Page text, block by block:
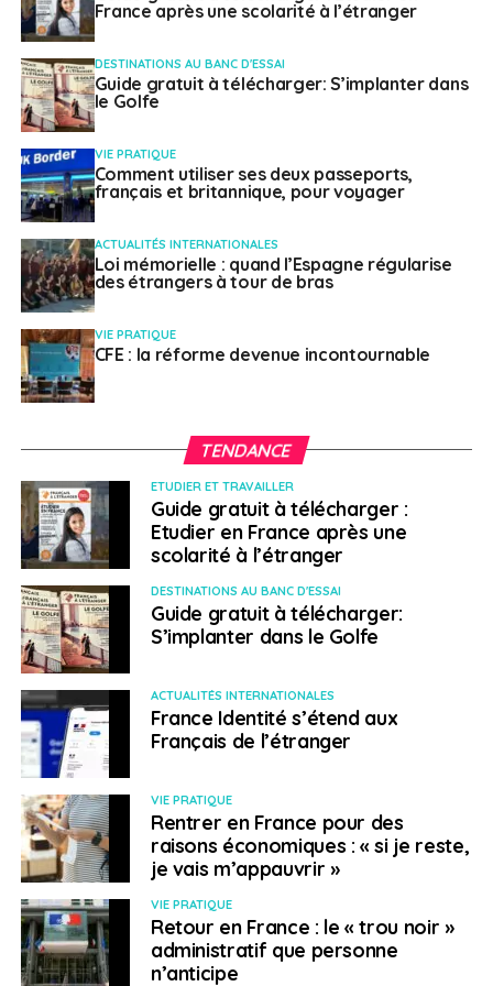
Et pour les personnes de 60 ans et plus ayant adhéré à
l’offre RetraitExpat Santé, aucun surcoût n’est
appliqué et le tarif est plafonné sans limites d’âge.
À votre retour en
France, aucun délai de
carence
L’autre atout majeur de la CFE est d’assurer la
continuité de vos droits avec le système français de
Sécurité sociale. Ainsi, vous êtes protégé pendant toute
la durée de votre expatriation et, à votre retour en
votre réintégration au sein du régime de protection
Vous avez accès à des
services en ligne
24h/24
En tant qu’adhérent à la CFE, vous avez également
accès, 24h/24, à divers services digitaux depuis votre
espace personnel. Vous pouvez ainsi, en toute
autonomie et en quelques clics, gérer vos adhésions en
ligne, payer vos cotisations par carte bancaire, réaliser
vos demandes de remboursement, récupérer vos
attestations…
Vous êtes protégé
contre les risques
France après une scolarité à l’étranger
DESTINATIONS AU BANC D'ESSAI
Guide gratuit à télécharger: S’implanter dans
le Golfe
VIE PRATIQUE
Comment utiliser ses deux passeports,
français et britannique, pour voyager
ACTUALITÉS INTERNATIONALES
Loi mémorielle : quand l’Espagne régularise
des étrangers à tour de bras
VIE PRATIQUE
CFE : la réforme devenue incontournable
TENDANCE
ETUDIER ET TRAVAILLER
Guide gratuit à télécharger :
Etudier en France après une
scolarité à l’étranger
DESTINATIONS AU BANC D'ESSAI
Guide gratuit à télécharger:
S’implanter dans le Golfe
ACTUALITÉS INTERNATIONALES
France Identité s’étend aux
Français de l’étranger
VIE PRATIQUE
Rentrer en France pour des
raisons économiques : « si je reste,
je vais m’appauvrir »
VIE PRATIQUE
Retour en France : le « trou noir »
administratif que personne
n’anticipe